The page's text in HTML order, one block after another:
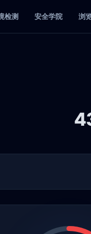
检测 安全学院 浏